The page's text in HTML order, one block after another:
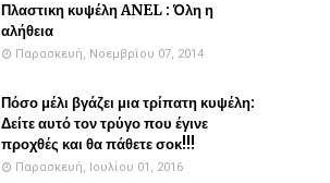
Πλαστικη κυψέλη ANEL : Όλη η
αλήθεια
Παρασκευή, Νοεμβρίου 07, 2014
Πόσο μέλι βγάζει μια τρίπατη κυψέλη:
Δείτε αυτό τον τρύγο που έγινε
προχθές και θα πάθετε σοκ!!!
Παρασκευή, Ιουλίου 01, 2016